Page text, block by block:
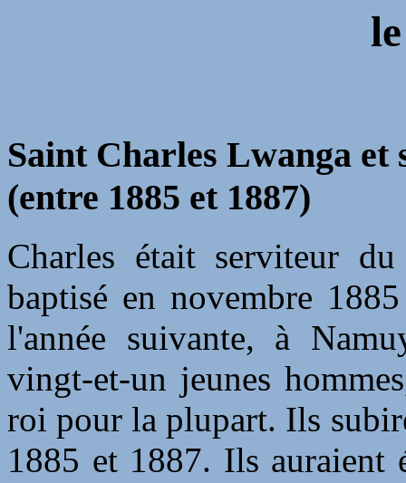
Saint Charles Lwanga et
(entre 1885 et 1887)
Charles était serviteur
baptisé en novembre
l'année suivante, à
vingt-et-un jeunes
roi pour la plupart. Ils
1885 et 1887. Ils auraient